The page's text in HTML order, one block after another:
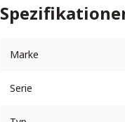
Marke
Serie